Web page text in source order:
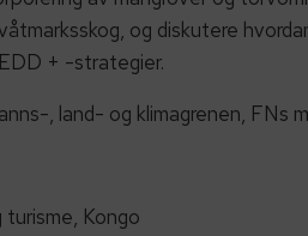
og diskutere
+ -strategier.
, land- og klimagrenen, FNs
Kongo